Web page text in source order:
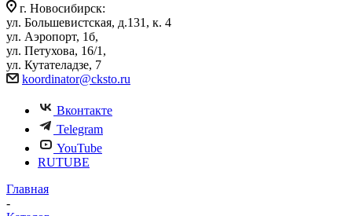
г. Новосибирск:
ул. Большевистская, д.131, к. 4
ул. Аэропорт, 1б,
ул. Петухова, 16/1,
ул. Кутателадзе, 7
koordinator@cksto.ru
Вконтакте
Telegram
YouTube
RUTUBE
Главная
-